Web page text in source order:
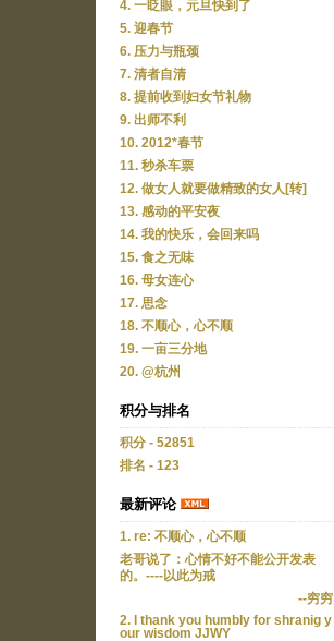
4. 一眨眼，元旦快到了
5. 迎春节
6. 压力与瓶颈
7. 清者自清
8. 提前收到妇女节礼物
9. 出师不利
10. 2012*春节
11. 秒杀车票
12. 做女人就要做精致的女人[转]
13. 感动的平安夜
14. 我的快乐，会回来吗
15. 食之无味
16. 母女连心
17. 思念
18. 不顺心，心不顺
19. 一亩三分地
20. @杭州
积分与排名
积分 - 52851
排名 - 123
最新评论
1. re: 不顺心，心不顺
老哥说了：心情不好不能公开发表
的。----以此为戒
--穷穷
2. I thank you humbly for shranig y
our wisdom JJWY